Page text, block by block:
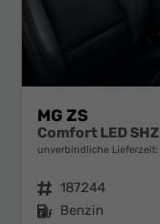
MG ZS
unverbindliche Lieferzeit:
Fahrzeugnr. 187244
Kraftstoff Benzin